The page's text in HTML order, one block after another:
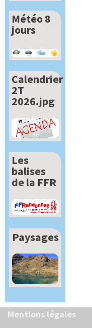
Météo 8
jours
Calendrier
2T
2026.jpg
Les
balises
de la FFR
Paysages
Mentions légales